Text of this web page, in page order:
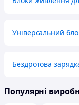
Універсальний
Бездротова
Популярні